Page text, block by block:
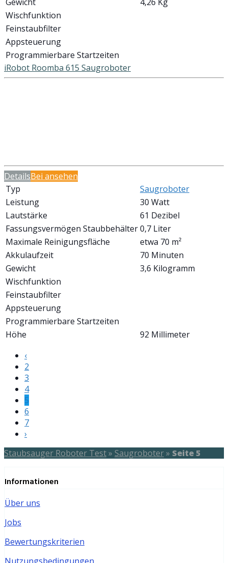
Wischfunktion
Feinstaubfilter
Appsteuerung
Programmierbare Startzeiten
iRobot Roomba 615 Saugroboter
DetailsBei ansehen
Typ
Saugroboter
Leistung
30 Watt
Lautstärke
61 Dezibel
Fassungsvermögen Staubbehälter0,7 Liter
Maximale Reinigungsfläche
etwa 70 m²
Akkulaufzeit
70 Minuten
Gewicht
3,6 Kilogramm
Wischfunktion
Feinstaubfilter
Appsteuerung
Programmierbare Startzeiten
Höhe
92 Millimeter
‹
2
3
4
5
6
7
›
Staubsauger Roboter Test» Saugroboter» Seite 5
Informationen
Über uns
Jobs
Bewertungskriterien